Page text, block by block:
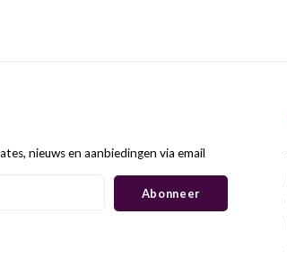
nieuws en aanbiedingen via email
Abonneer